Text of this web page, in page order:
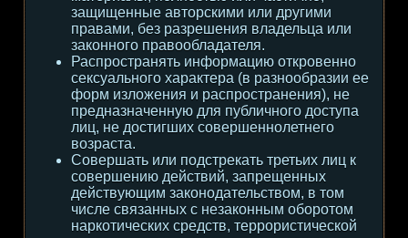
защищенные авторскими или другими
правами, без разрешения владельца или
законного правообладателя.
Распространять информацию откровенно
сексуального характера (в разнообразии ее
форм изложения и распространения), не
предназначенную для публичного доступа
лиц, не достигших совершеннолетнего
возраста.
Совершать или подстрекать третьих лиц к
совершению действий, запрещенных
действующим законодательством, в том
числе связанных с незаконным оборотом
наркотических средств, террористической